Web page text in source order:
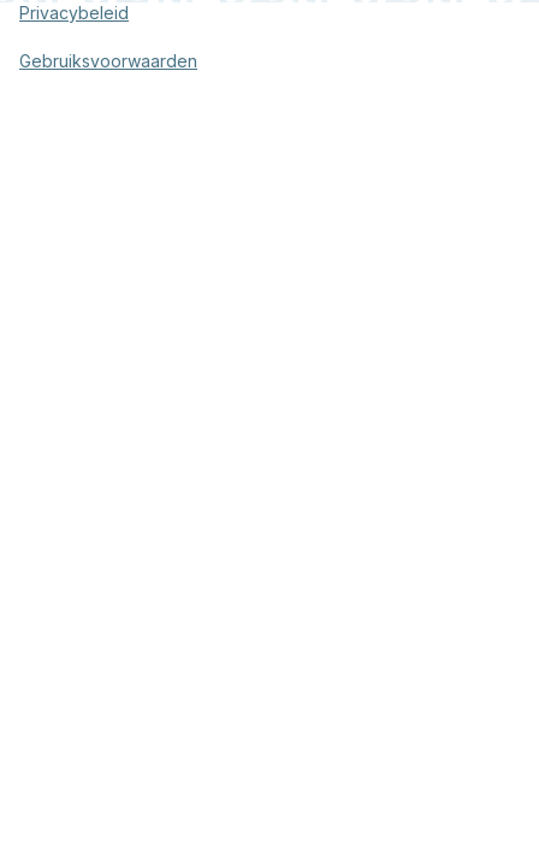
Privacybeleid
Gebruiksvoorwaarden